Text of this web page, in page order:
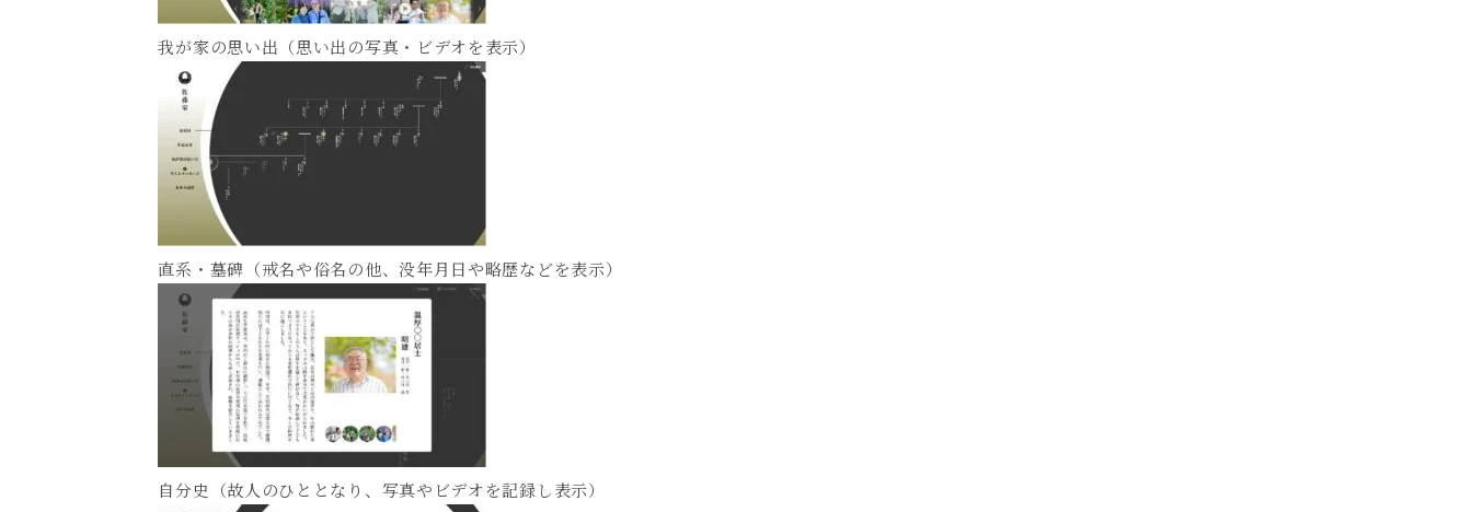
我が家の思い出（思い出の写真・ビデオを表示）
直系・墓碑（戒名や俗名の他、没年月日や略歴などを表示）
自分史（故人のひととなり、写真やビデオを記録し表示）